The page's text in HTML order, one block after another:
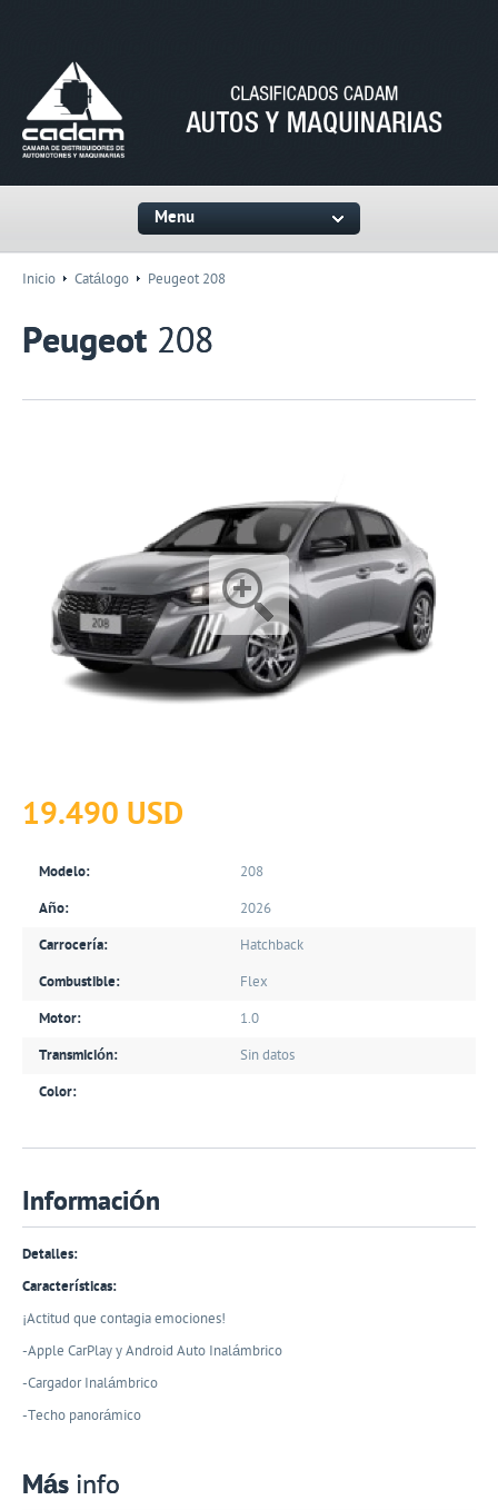
Menu
Inicio Catálogo Peugeot 208
Peugeot 208
19.490 USD
Modelo: 208
Año: 2026
Carrocería: Hatchback
Combustible: Flex
Motor: 1.0
Transmición: Sin datos
Color:
Información
Detalles:
Características:
¡Actitud que contagia emociones!
-Apple CarPlay y Android Auto Inalámbrico
-Cargador Inalámbrico
-Techo panorámico
Más info